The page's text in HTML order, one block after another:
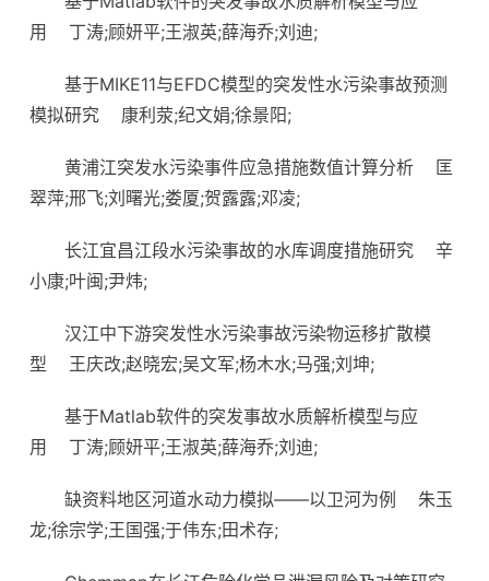
用 丁涛;顾妍平;王淑英;薛海乔;刘迪;
基于MIKE11与EFDC模型的突发性水污染事故预测
模拟研究 康利荥;纪文娟;徐景阳;
黄浦江突发水污染事件应急措施数值计算分析 匡
翠萍;邢飞;刘曙光;娄厦;贺露露;邓凌;
长江宜昌江段水污染事故的水库调度措施研究 辛
小康;叶闽;尹炜;
汉江中下游突发性水污染事故污染物运移扩散模
型 王庆改;赵晓宏;吴文军;杨木水;马强;刘坤;
基于Matlab软件的突发事故水质解析模型与应
用 丁涛;顾妍平;王淑英;薛海乔;刘迪;
缺资料地区河道水动力模拟——以卫河为例 朱玉
龙;徐宗学;王国强;于伟东;田术存;